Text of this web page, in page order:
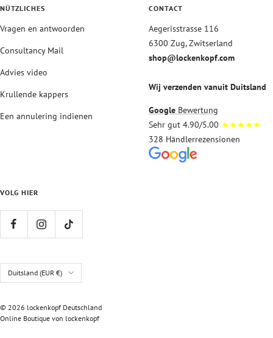
NÜTZLICHES
Vragen en antwoorden
Consultancy Mail
Advies video
Krullende kappers
Een annulering indienen
CONTACT
Aegerisstrasse 116
6300 Zug, Zwitserland
shop@lockenkopf.com
Wij verzenden vanuit Duitsland
Google Bewertung
Sehr gut 4.90/5.00 ★★★★★
328 Händlerrezensionen
VOLG HIER
Land/regio
Duitsland (EUR €)
© 2026 lockenkopf Deutschland
Online Boutique von lockenkopf